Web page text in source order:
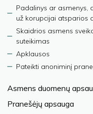
Padalinys ar asmenys,
už korupcijai atsparios
Skaidrios asmens
suteikimas
Apklausos
Pateikti anoniminį
Asmens duomenų
Pranešėjų apsauga